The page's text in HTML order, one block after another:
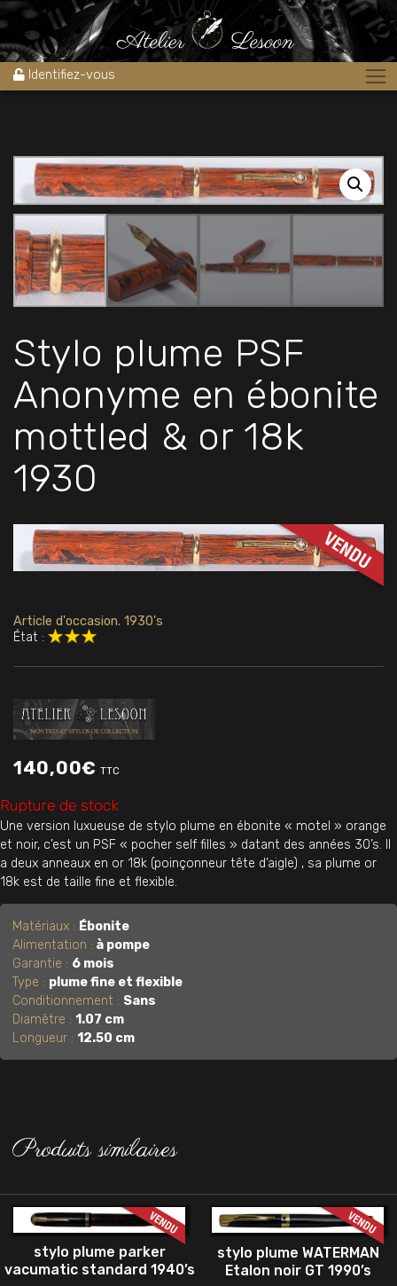
Identifiez-vous
Accueil » Boutique Stylos » Stylo plume PSF Anonyme en ébonite
mottled & or 18k 1930
Stylo plume PSF
Anonyme en ébonite
mottled & or 18k
1930
Article d'occasion. 1930's
État :
140,00€ TTC
Rupture de stock
Une version luxueuse de stylo plume en ébonite « motel » orange
et noir, c’est un PSF « pocher self filles » datant des années 30’s. Il
a deux anneaux en or 18k (poinçonneur tête d’aigle) , sa plume or
18k est de taille fine et flexible.
Matériaux : Ébonite
Alimentation : à pompe
Garantie : 6 mois
Type : plume fine et flexible
Conditionnement : Sans
Diamètre :1.07 cm
Longueur :12.50 cm
Produits similaires
stylo plume parker
vacumatic standard 1940’s
stylo plume WATERMAN
Etalon noir GT 1990’s